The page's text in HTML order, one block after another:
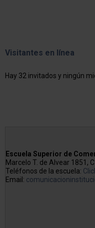
Visitantes en línea
Hay 32 invitados y ningún
Escuela Superior de
Marcelo T. de Alvear 1851,
Teléfonos de la escuela:
Email: